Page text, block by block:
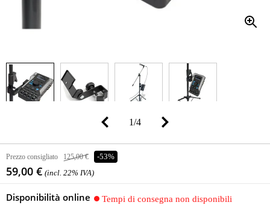
1/4
Prezzo consigliato 125,00 € -53%
59,00 € (incl. 22% IVA)
Disponibilità online Tempi di consegna non disponibili